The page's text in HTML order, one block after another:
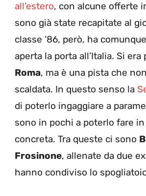
all’estero, con alcune offerte
sono già state recapitate al
classe ’86, però, ha
aperta la porta all’Italia. Si era
Roma, ma è una pista che
scaldata. In questo senso la
di poterlo ingaggiare a
sono in pochi a poterlo fare
concreta. Tra queste ci sono
Frosinone, allenate da due
hanno condiviso lo